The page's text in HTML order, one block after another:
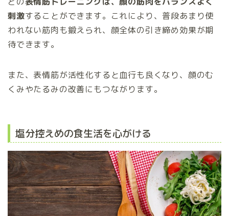
刺激することができます。これにより、普段あまり使
われない筋肉も鍛えられ、顔全体の引き締め効果が期
待できます。
また、表情筋が活性化すると血行も良くなり、顔のむ
くみやたるみの改善にもつながります。
塩分控えめの食生活を心がける